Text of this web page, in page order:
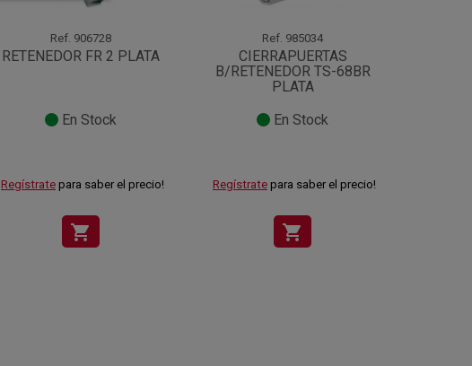
Ref. 906728
RETENEDOR FR 2 PLATA
En Stock
Regístrate para saber el precio!
shopping_cart
Ref. 985034
CIERRAPUERTAS
B/RETENEDOR TS-68BR
PLATA
En Stock
Regístrate para saber el precio!
shopping_cart